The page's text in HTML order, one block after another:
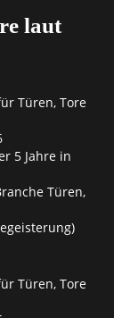
laut
Türen, Tore
5 Jahre in
Türen,
Türen, Tore